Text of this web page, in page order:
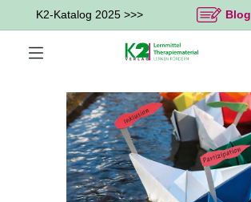
K2-Katalog 2025 >>> Blog